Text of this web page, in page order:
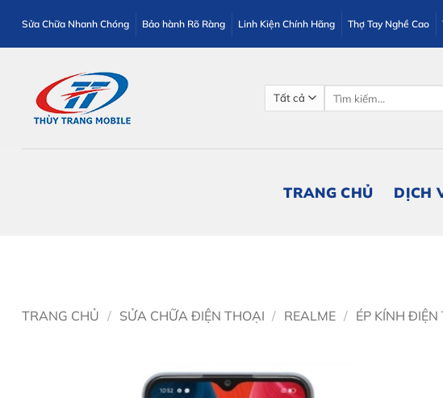
qua
nội
Sửa Chữa Nhanh Chóng Bảo hành Rõ Ràng Linh Kiện Chính Hãng Thợ Tay Nghề Cao
TRANG CHỦ DỊCH
TRANG CHỦ / SỬA CHỮA ĐIỆN THOẠI / REALME / ÉP KÍNH